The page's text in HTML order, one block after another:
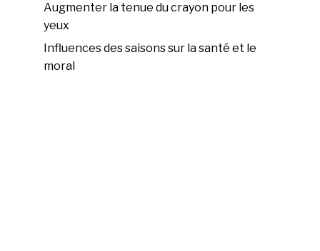
Augmenter la tenue du crayon pour les
yeux
Influences des saisons sur la santé et le
moral